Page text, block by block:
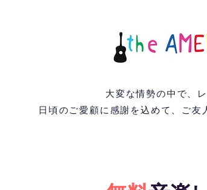
大変な情勢の中で、
日頃のご愛顧に感謝を込めて、 ご友